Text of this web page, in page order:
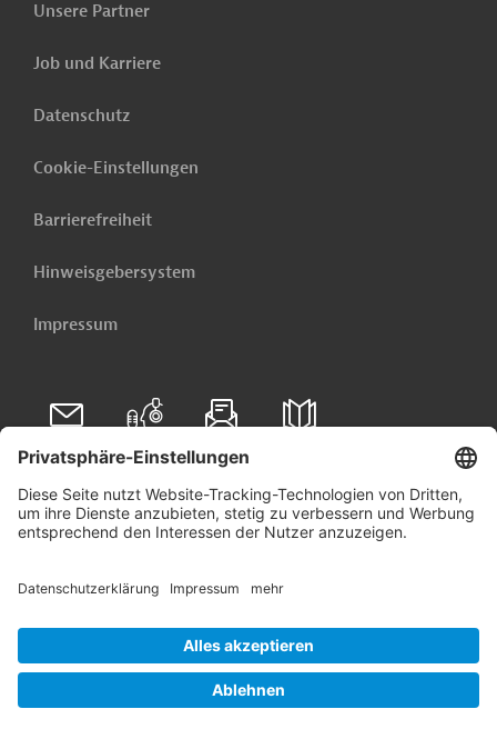
Unsere Partner
Job und Karriere
Datenschutz
Cookie-Einstellungen
Barrierefreiheit
Hinweisgebersystem
Impressum
Folgen Sie uns auf
Linkedin
© 2026 Germany Trade & Invest